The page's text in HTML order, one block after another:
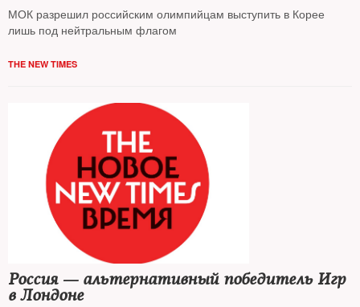
МОК разрешил российским олимпийцам выступить в Корее
лишь под нейтральным флагом
THE NEW TIMES
Россия — альтернативный победитель Игр
в Лондоне